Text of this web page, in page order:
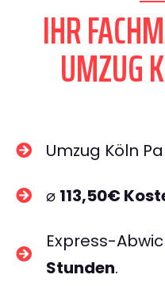
IHR
UMZUG
Umzug Köln
⌀ 113,50€
Express-
Stunden.